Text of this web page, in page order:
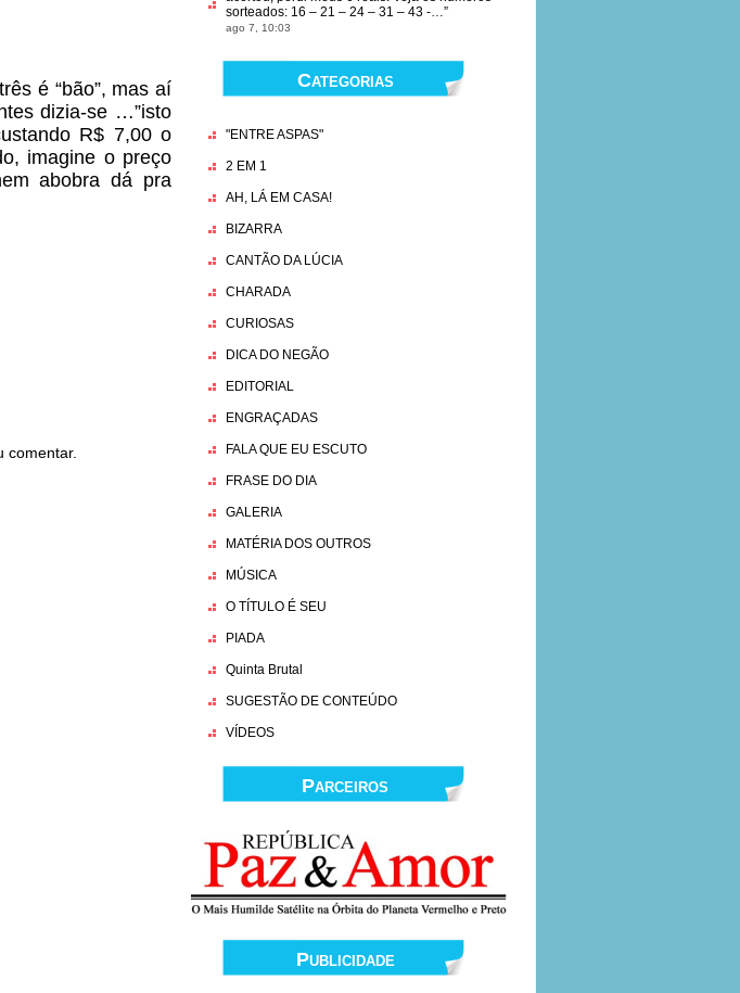
é “bão”, mas aí
dizia-se …”isto
R$ 7,00 o
imagine o preço
abobra dá pra
comentar.
sorteados: 16 – 21 – 24 – 31 – 43 -…”
ago 7, 10:03
Categorias
"ENTRE ASPAS"
2 EM 1
AH, LÁ EM CASA!
BIZARRA
CANTÃO DA LÚCIA
CHARADA
CURIOSAS
DICA DO NEGÃO
EDITORIAL
ENGRAÇADAS
FALA QUE EU ESCUTO
FRASE DO DIA
GALERIA
MATÉRIA DOS OUTROS
MÚSICA
O TÍTULO É SEU
PIADA
Quinta Brutal
SUGESTÃO DE CONTEÚDO
VÍDEOS
Parceiros
Publicidade